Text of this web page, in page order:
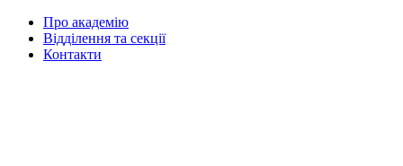
Про академію
Відділення та секції
Контакти